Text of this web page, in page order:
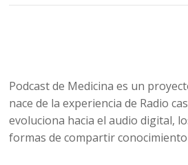
Podcast de Medicina es un
nace de la experiencia de Radio
evoluciona hacia el audio digital,
formas de compartir